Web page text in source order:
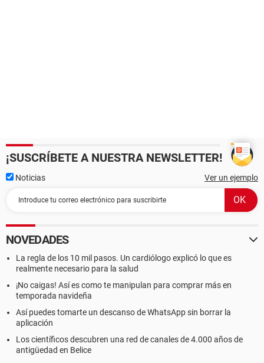
¡SUSCRÍBETE A NUESTRA NEWSLETTER!
Noticias Ver un ejemplo
NOVEDADES
La regla de los 10 mil pasos. Un cardiólogo explicó lo que es
realmente necesario para la salud
¡No caigas! Así es como te manipulan para comprar más en
temporada navideña
Así puedes tomarte un descanso de WhatsApp sin borrar la
aplicación
Los científicos descubren una red de canales de 4.000 años de
antigüedad en Belice